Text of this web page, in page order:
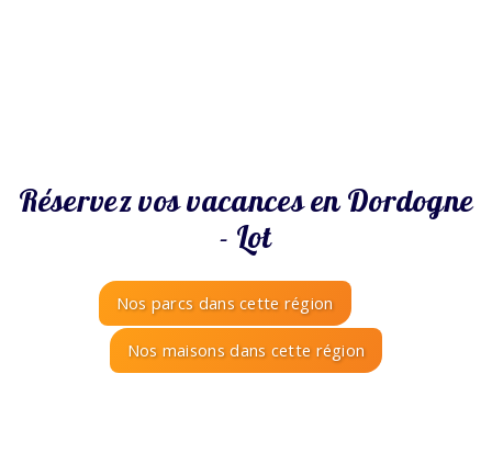
Réservez vos vacances en Dordogne
- Lot
Nos parcs dans cette région
Nos maisons dans cette région